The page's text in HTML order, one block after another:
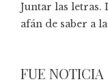
Juntar las letras.
afán de saber a
FUE NOTICIA